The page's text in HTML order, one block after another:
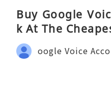
Buy Google
k At The
oogle Voice